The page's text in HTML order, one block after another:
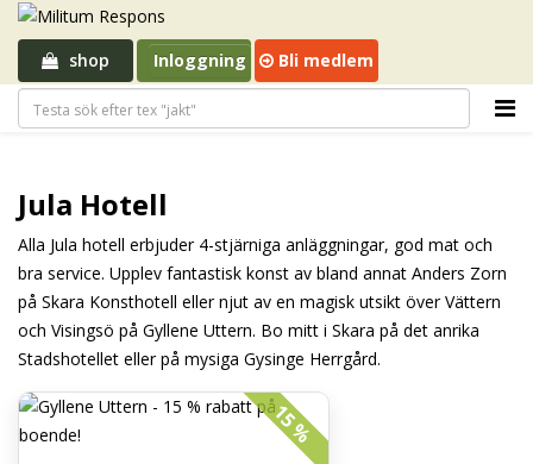
shop Inloggning Bli medlem
Jula Hotell
Alla Jula hotell erbjuder 4-stjärniga anläggningar, god mat och
bra service. Upplev fantastisk konst av bland annat Anders Zorn
på Skara Konsthotell eller njut av en magisk utsikt över Vättern
och Visingsö på Gyllene Uttern. Bo mitt i Skara på det anrika
Stadshotellet eller på mysiga Gysinge Herrgård.
15 %